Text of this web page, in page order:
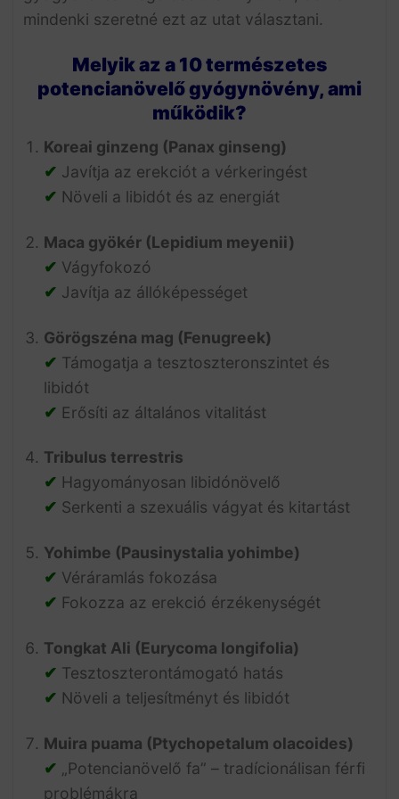
mindenki szeretné ezt az utat választani.
Melyik az a 10 természetes
potencianövelő gyógynövény, ami
működik?
Koreai ginzeng (Panax ginseng)
✔ Javítja az erekciót a vérkeringést
✔ Növeli a libidót és az energiát
Maca gyökér (Lepidium meyenii)
✔ Vágyfokozó
✔ Javítja az állóképességet
Görögszéna mag (Fenugreek)
✔ Támogatja a tesztoszteronszintet és
libidót
✔ Erősíti az általános vitalitást
Tribulus terrestris
✔ Hagyományosan libidónövelő
✔ Serkenti a szexuális vágyat és kitartást
Yohimbe (Pausinystalia yohimbe)
✔ Véráramlás fokozása
✔ Fokozza az erekció érzékenységét
Tongkat Ali (Eurycoma longifolia)
✔ Tesztoszterontámogató hatás
✔ Növeli a teljesítményt és libidót
Muira puama (Ptychopetalum olacoides)
✔ „Potencianövelő fa” – tradícionálisan férfi
problémákra